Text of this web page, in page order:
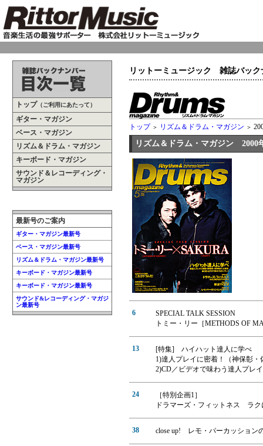
トップ （ご利用にあたって）
ギター・マガジン
ベース・マガジン
リズム＆ドラム・マガジン
キーボード・マガジン
サウンド＆レコーディング・
マガジン
最新号のご案内
ギター・マガジン最新号
ベース・マガジン最新号
リズム＆ドラム・マガジン最新号
キーボード・マガジン最新号
キーボード・マガジン最新号
サウンド&レコーディング・マガジ
ン最新号
リットーミュージック 雑誌バック
トップ ＞ リズム＆ドラム・マガジン ＞
リズム＆ドラム・マガジン 2000
6
SPECIAL TALK SESSION
トミー・リー［METHODS OF
13
[特集] ハイハット達人に学べ
1)達人プレイに密着！（神保彰
2)CD／ビデオで味わう達人プレイ
24
［特別企画1］
ドラマーズ・フィットネス ラク
38 close up! レモ・パーカッション